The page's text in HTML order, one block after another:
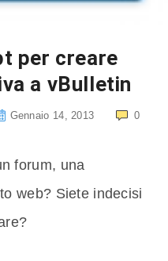
per creare
a vBulletin
Gennaio 14, 2013 0
forum, una
web? Siete indecisi